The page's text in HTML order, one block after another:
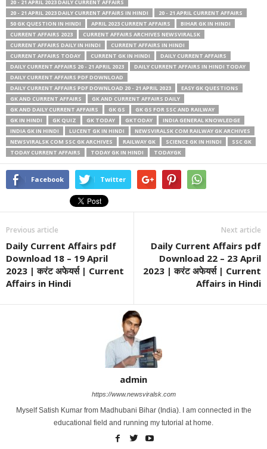
20 - 21 APRIL 2023 DAILY CURRENT AFFAIRS
20 - 21 APRIL 2023 DAILY CURRENT AFFAIRS IN HINDI
20 - 21 APRIL CURRENT AFFAIRS
50 GK QUESTION IN HINDI
APRIL 2023 CURRENT AFFAIRS
BIHAR GK IN HINDI
CURRENT AFFAIRS 2023
CURRENT AFFAIRS ARCHIVES NEWSVIRALSK
CURRENT AFFAIRS DAILY IN HINDI
CURRENT AFFAIRS IN HINDI
CURRENT AFFAIRS TODAY
CURRENT GK IN HINDI
DAILY CURRENT AFFAIRS
DAILY CURRENT AFFAIRS 20 - 21 APRIL 2023
DAILY CURRENT AFFAIRS IN HINDI TODAY
DAILY CURRENT AFFAIRS PDF DOWNLOAD
DAILY CURRENT AFFAIRS PDF DOWNLOAD 20 - 21 APRIL 2023
EASY GK QUESTIONS
GK AND CURRENT AFFAIRS
GK AND CURRENT AFFAIRS DAILY
GK AND DAILY CURRENT AFFAIRS
GK GS
GK GS FOR SSC AND RAILWAY
GK IN HINDI
GK QUIZ GK TODAY GKTODAY
INDIA GENERAL KNOWLEDGE
INDIA GK IN HINDI
LUCENT GK IN HINDI
NEWSVIRALSK COM RAILWAY GK ARCHIVES
NEWSVIRALSK COM SSC GK ARCHIVES
RAILWAY GK SCIENCE GK IN HINDI
SSC GK
TODAY CURRENT AFFAIRS
TODAY GK IN HINDI TODAYGK
Facebook Twitter
Previous article
Daily Current Affairs pdf
Download 18 – 19 April
2023 | करंट अफेयर्स | Current
Affairs in Hindi
Next article
Daily Current Affairs pdf
Download 22 – 23 April
2023 | करंट अफेयर्स | Current
Affairs in Hindi
admin
https://www.newsviralsk.com
Myself Satish Kumar from Madhubani Bihar (India). I am connected in the
educational field and running my tutorial at home.